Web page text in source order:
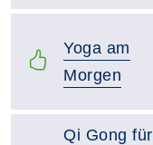
Yoga am
Morgen
Qi Gong für